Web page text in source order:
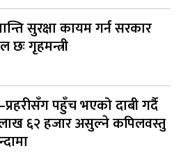
सुरक्षा कायम गर्न सरकार
छः गृहमन्त्री
पहुँच भएको दाबी गर्दै
६२ हजार असुल्ने कपिलवस्तु